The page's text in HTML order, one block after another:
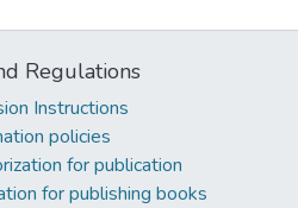
Regulations
Instructions
policies
for publication
for publishing books